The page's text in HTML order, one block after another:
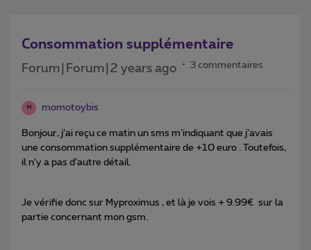
Consommation supplémentaire
Forum|Forum|2 years ago 3 commentaires
M momotoybis
Bonjour, j’ai reçu ce matin un sms m’indiquant que j’avais
une consommation supplémentaire de +10 euro . Toutefois,
il n’y a pas d’autre détail.
Je vérifie donc sur Myproximus , et là je vois + 9.99€ sur la
partie concernant mon gsm.